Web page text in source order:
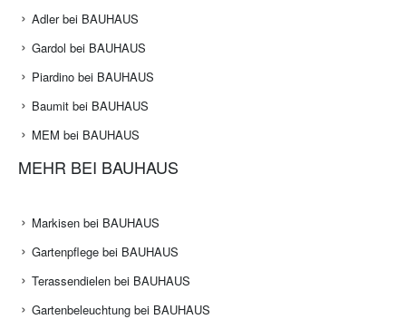
Adler bei BAUHAUS
Gardol bei BAUHAUS
Piardino bei BAUHAUS
Baumit bei BAUHAUS
MEM bei BAUHAUS
MEHR BEI BAUHAUS
Markisen bei BAUHAUS
Gartenpflege bei BAUHAUS
Terassendielen bei BAUHAUS
Gartenbeleuchtung bei BAUHAUS